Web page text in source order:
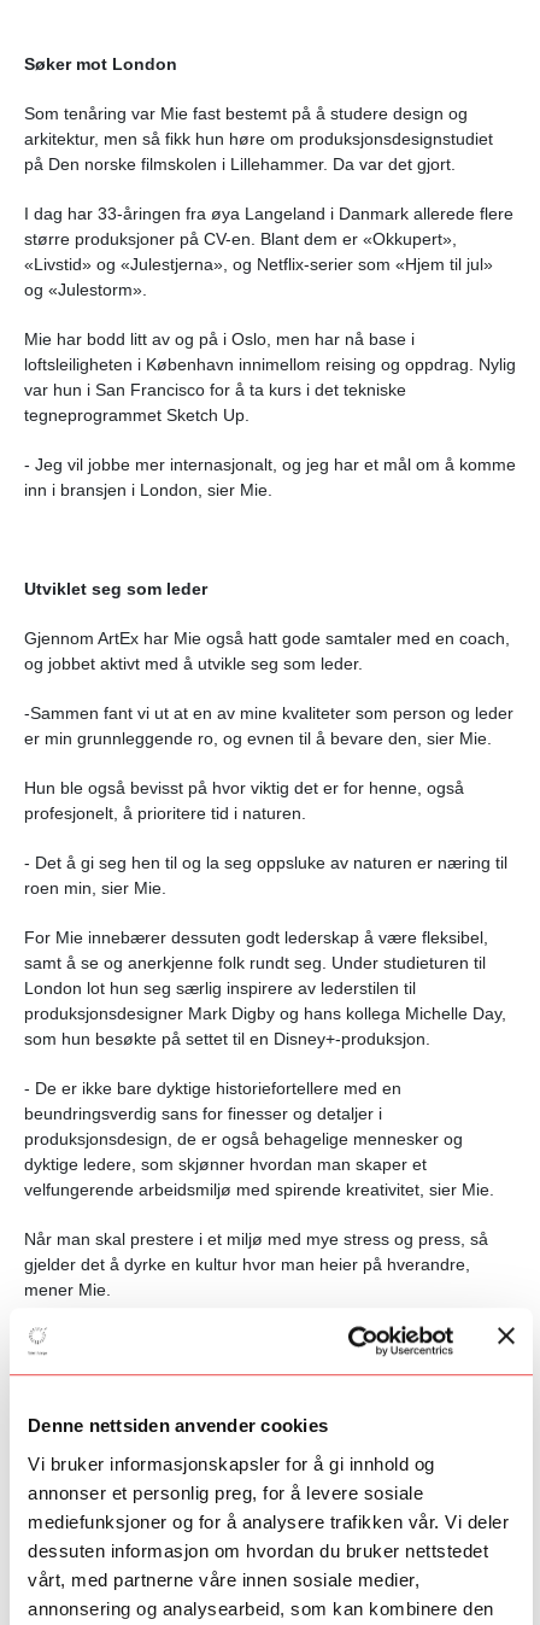
Denne nettsiden anvender cookies
Vi bruker informasjonskapsler for å gi innhold og
annonser et personlig preg, for å levere sosiale
mediefunksjoner og for å analysere trafikken vår. Vi deler
dessuten informasjon om hvordan du bruker nettstedet
vårt, med partnerne våre innen sosiale medier,
annonsering og analysearbeid, som kan kombinere den
Søker mot London
Som tenåring var Mie fast bestemt på å studere design og
arkitektur, men så fikk hun høre om produksjonsdesignstudiet
på Den norske filmskolen i Lillehammer. Da var det gjort.
I dag har 33-åringen fra øya Langeland i Danmark allerede flere
større produksjoner på CV-en. Blant dem er «Okkupert»,
«Livstid» og «Julestjerna», og Netflix-serier som «Hjem til jul»
og «Julestorm».
Mie har bodd litt av og på i Oslo, men har nå base i
loftsleiligheten i København innimellom reising og oppdrag. Nylig
var hun i San Francisco for å ta kurs i det tekniske
tegneprogrammet Sketch Up.
- Jeg vil jobbe mer internasjonalt, og jeg har et mål om å komme
inn i bransjen i London, sier Mie.
Utviklet seg som leder
Gjennom ArtEx har Mie også hatt gode samtaler med en coach,
og jobbet aktivt med å utvikle seg som leder.
-Sammen fant vi ut at en av mine kvaliteter som person og leder
er min grunnleggende ro, og evnen til å bevare den, sier Mie.
Hun ble også bevisst på hvor viktig det er for henne, også
profesjonelt, å prioritere tid i naturen.
- Det å gi seg hen til og la seg oppsluke av naturen er næring til
roen min, sier Mie.
For Mie innebærer dessuten godt lederskap å være fleksibel,
samt å se og anerkjenne folk rundt seg. Under studieturen til
London lot hun seg særlig inspirere av lederstilen til
produksjonsdesigner Mark Digby og hans kollega Michelle Day,
som hun besøkte på settet til en Disney+-produksjon.
- De er ikke bare dyktige historiefortellere med en
beundringsverdig sans for finesser og detaljer i
produksjonsdesign, de er også behagelige mennesker og
dyktige ledere, som skjønner hvordan man skaper et
velfungerende arbeidsmiljø med spirende kreativitet, sier Mie.
Når man skal prestere i et miljø med mye stress og press, så
gjelder det å dyrke en kultur hvor man heier på hverandre,
mener Mie.
- Selv har jeg jobbet mye med å feire de individuelle seirene og
Trives i bakgrunnen
Som produksjonsdesigner er det Mies ansvar å skape
omgivelsene og sørge for at det visuelle harmonerer med
handlingen. Hun leder et team som skal sette i stand kulisser og
scener, lyssetting og fargespill. Egentlig alt vi ser på skjermen,
men som vi kanskje ikke tenker over. Det siste synes Mie er helt